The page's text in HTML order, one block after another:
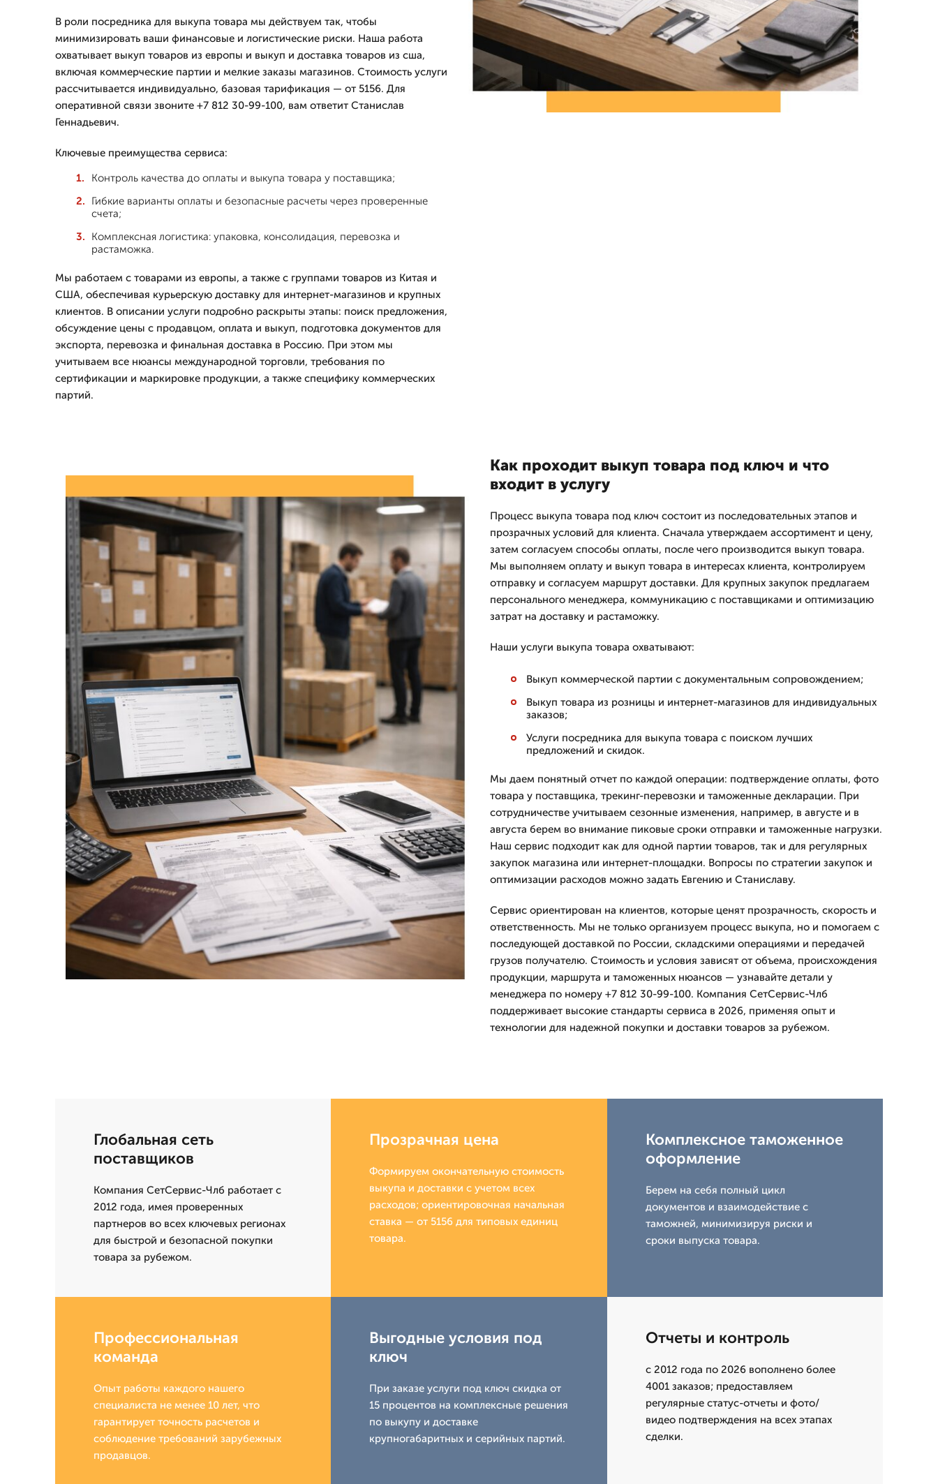
В роли посредника для выкупа товара мы действуем так, чтобы
минимизировать ваши финансовые и логистические риски. Наша работа
охватывает выкуп товаров из европы и выкуп и доставка товаров из сша,
включая коммерческие партии и мелкие заказы магазинов. Стоимость услуги
рассчитывается индивидуально, базовая тарификация — от 5156. Для
оперативной связи звоните +7 812 30-99-100, вам ответит Станислав
Геннадьевич.
Ключевые преимущества сервиса:
Контроль качества до оплаты и выкупа товара у поставщика;
Гибкие варианты оплаты и безопасные расчеты через проверенные
счета;
Комплексная логистика: упаковка, консолидация, перевозка и
растаможка.
Мы работаем с товарами из европы, а также с группами товаров из Китая и
США, обеспечивая курьерскую доставку для интернет-магазинов и крупных
клиентов. В описании услуги подробно раскрыты этапы: поиск предложения,
обсуждение цены с продавцом, оплата и выкуп, подготовка документов для
экспорта, перевозка и финальная доставка в Россию. При этом мы
учитываем все нюансы международной торговли, требования по
сертификации и маркировке продукции, а также специфику коммерческих
партий.
Как проходит выкуп товара под ключ и что
входит в услугу
Процесс выкупа товара под ключ состоит из последовательных этапов и
прозрачных условий для клиента. Сначала утверждаем ассортимент и цену,
затем согласуем способы оплаты, после чего производится выкуп товара.
Мы выполняем оплату и выкуп товара в интересах клиента, контролируем
отправку и согласуем маршрут доставки. Для крупных закупок предлагаем
персонального менеджера, коммуникацию с поставщиками и оптимизацию
затрат на доставку и растаможку.
Наши услуги выкупа товара охватывают:
Выкуп коммерческой партии с документальным сопровождением;
Выкуп товара из розницы и интернет-магазинов для индивидуальных
заказов;
Услуги посредника для выкупа товара с поиском лучших
предложений и скидок.
Мы даем понятный отчет по каждой операции: подтверждение оплаты, фото
товара у поставщика, трекинг-перевозки и таможенные декларации. При
сотрудничестве учитываем сезонные изменения, например, в августе и в
августа берем во внимание пиковые сроки отправки и таможенные нагрузки.
Наш сервис подходит как для одной партии товаров, так и для регулярных
закупок магазина или интернет-площадки. Вопросы по стратегии закупок и
оптимизации расходов можно задать Евгению и Станиславу.
Сервис ориентирован на клиентов, которые ценят прозрачность, скорость и
ответственность. Мы не только организуем процесс выкупа, но и помогаем с
последующей доставкой по России, складскими операциями и передачей
грузов получателю. Стоимость и условия зависят от объема, происхождения
продукции, маршрута и таможенных нюансов — узнавайте детали у
менеджера по номеру +7 812 30-99-100. Компания СетСервис-Члб
поддерживает высокие стандарты сервиса в 2026, применяя опыт и
технологии для надежной покупки и доставки товаров за рубежом.
Глобальная сеть
поставщиков
Компания СетСервис-Члб работает с
2012 года, имея проверенных
партнеров во всех ключевых регионах
для быстрой и безопасной покупки
товара за рубежом.
Прозрачная цена
Формируем окончательную стоимость
выкупа и доставки с учетом всех
расходов; ориентировочная начальная
ставка — от 5156 для типовых единиц
товара.
Комплексное таможенное
оформление
Берем на себя полный цикл
документов и взаимодействие с
таможней, минимизируя риски и
сроки выпуска товара.
Профессиональная
команда
Опыт работы каждого нашего
специалиста не менее 10 лет, что
гарантирует точность расчетов и
соблюдение требований зарубежных
продавцов.
Выгодные условия под
ключ
При заказе услуги под ключ скидка от
15 процентов на комплексные решения
по выкупу и доставке
крупногабаритных и серийных партий.
Отчеты и контроль
с 2012 года по 2026 вополнено более
4001 заказов; предоставляем
регулярные статус-отчеты и фото/
видео подтверждения на всех этапах
сделки.